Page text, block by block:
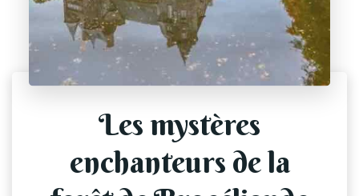
Les mystères
enchanteurs de la